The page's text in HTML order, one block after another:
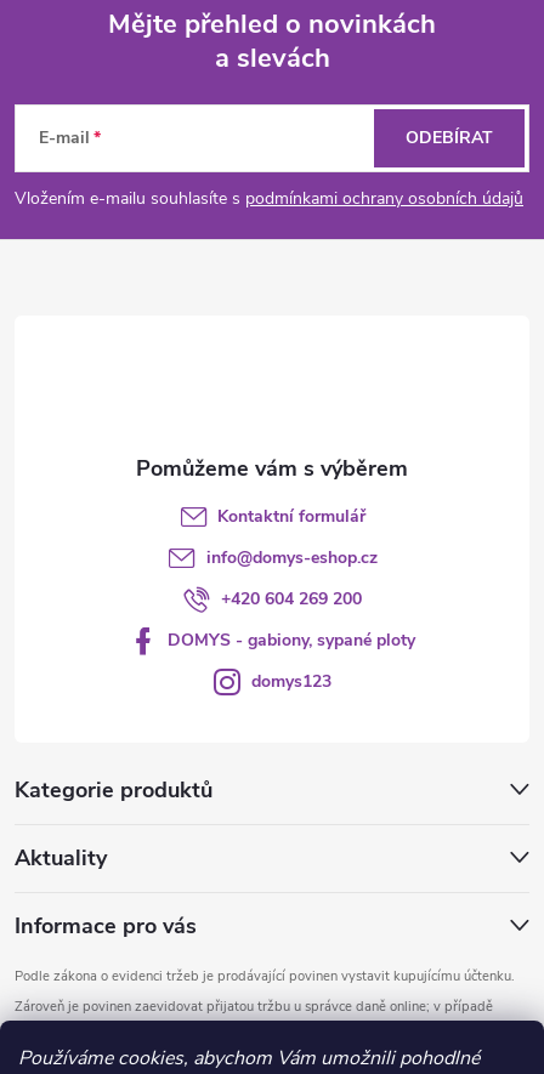
Používáme cookies, abychom Vám umožnili pohodlné
p
a
Mějte přehled o novinkách
a slevách
E-mail
Vložením e-mailu souhlasíte s podmínkami ochrany osobních údajů
ODEBÍRAT
Kategorie produktů
Aktuality
Informace pro vás
Podle zákona o evidenci tržeb je prodávající povinen vystavit kupujícímu účtenku.
Zároveň je povinen zaevidovat přijatou tržbu u správce daně online; v případě
Kontaktní formulář
info@domys-eshop.cz
+420 604 269 200
DOMYS - gabiony, sypané ploty
domys123